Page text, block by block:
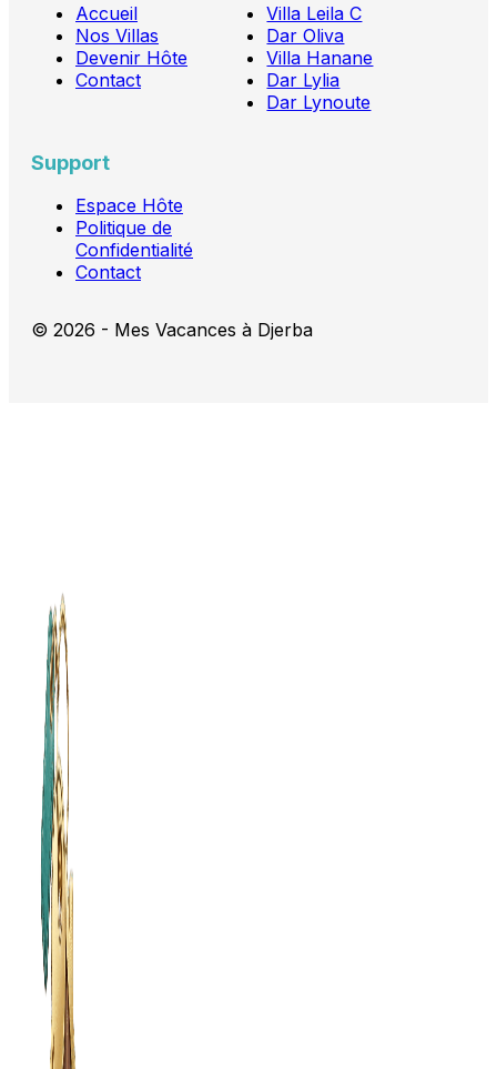
Accueil
Nos Villas
Devenir Hôte
Contact
Villa Leila C
Dar Oliva
Villa Hanane
Dar Lylia
Dar Lynoute
Support
Espace Hôte
Politique de
Confidentialité
Contact
© 2026 - Mes Vacances à Djerba